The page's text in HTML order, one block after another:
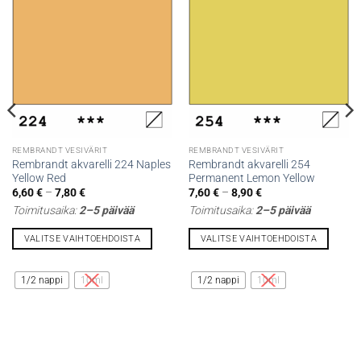
REMBRANDT VESIVÄRIT
Rembrandt akvarelli 224 Naples
Yellow Red
6,60€ – 7,80€Hintaluokka:
-
Toimitusaika:2–5 päivää
VALITSE VAIHTOEHDOISTA
tuotteella
on
1/2 nappi 10ml
REMBRANDT VESIVÄRIT
Rembrandt akvarelli 254
Permanent Lemon Yellow
7,60€ – 8,90€Hintaluokka:
-
Toimitusaika:2–5 päivää
VALITSE VAIHTOEHDOISTA
tuotteella
on
1/2 nappi 10ml